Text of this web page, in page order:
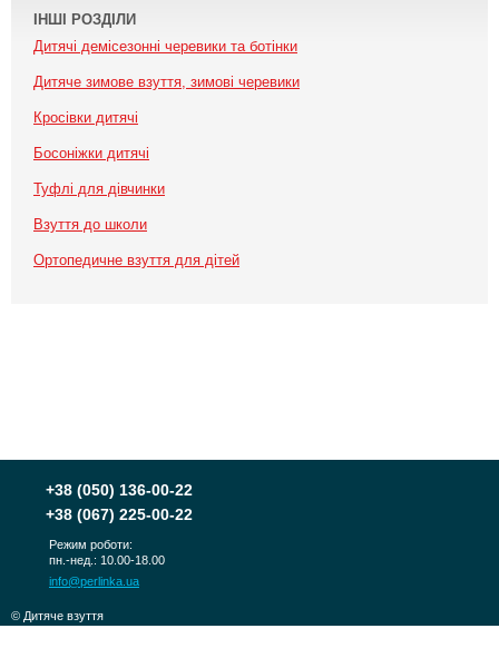
ІНШІ РОЗДІЛИ
Дитячі демісезонні черевики та ботінки
Дитяче зимове взуття, зимові черевики
Кросівки дитячі
Босоніжки дитячі
Туфлі для дівчинки
Взуття до школи
Ортопедичне взуття для дітей
+38 (050) 136-00-22
+38 (067) 225-00-22
Режим роботи:
пн.-нед.: 10.00-18.00
info@perlinka.ua
© Дитяче взуття